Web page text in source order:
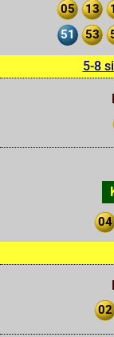
05 13
51
53
5-8
04
02